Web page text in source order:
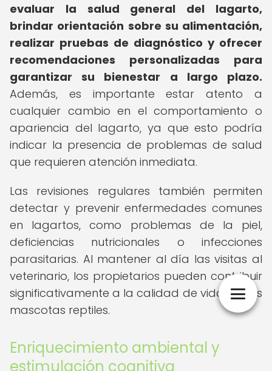
evaluar la salud general del lagarto,
brindar orientación sobre su alimentación,
realizar pruebas de diagnóstico y ofrecer
recomendaciones personalizadas para
garantizar su bienestar a largo plazo.
Además, es importante estar atento a
cualquier cambio en el comportamiento o
apariencia del lagarto, ya que esto podría
indicar la presencia de problemas de salud
que requieren atención inmediata.
Las revisiones regulares también permiten
detectar y prevenir enfermedades comunes
en lagartos, como problemas de la piel,
deficiencias nutricionales o infecciones
parasitarias. Al mantener al día las visitas al
veterinario, los propietarios pueden contribuir
significativamente a la calidad de vida de sus
mascotas reptiles.
Enriquecimiento ambiental y
estimulación cognitiva